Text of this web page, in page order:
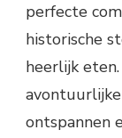
perfecte
historische
heerlijk
ontspannen